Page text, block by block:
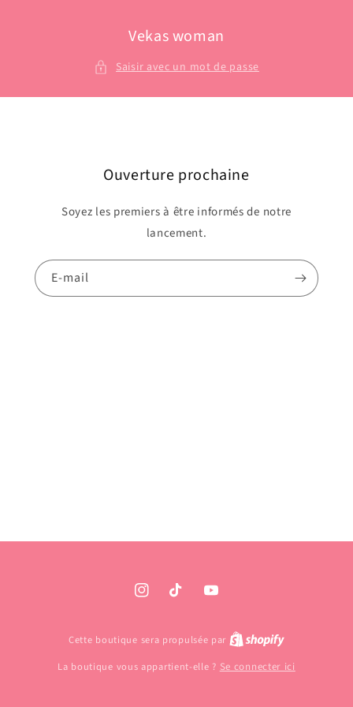
Vekas woman
Saisir avec un mot de passe
Ouverture prochaine
Soyez les premiers à être informés de notre
lancement.
E-mail
InstagramTikTok YouTube
Cette boutique sera propulsée par
La boutique vous appartient-elle ? Se connecter ici